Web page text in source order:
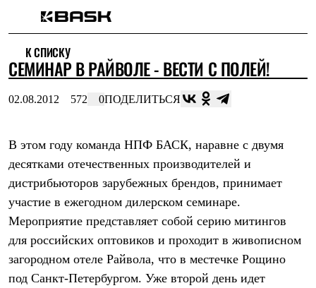
Интернет-магазин
Мужская одежда
Утепленная пухом
Куртки
Брюки
Утепленная синтетикой
Куртки
Брюки
Штормовая одежда
Куртки
Брюки
Софтшелл одежда
Куртки
Флисовая одежда
Куртки
К СПИСКУ
СЕМИНАР В РАЙВОЛЕ - ВЕСТИ С ПОЛЕЙ!
02.08.2012 572 0ПОДЕЛИТЬСЯ
В этом году команда НПФ БАСК, наравне с двумя
десятками отечественных производителей и
дистрибьюторов зарубежных брендов, принимает
участие в ежегодном дилерском семинаре.
Мероприятие представляет собой серию митингов
для российских оптовиков и проходит в живописном
загородном отеле Райвола, что в местечке Рощино
под Санкт-Петербургом. Уже второй день идет